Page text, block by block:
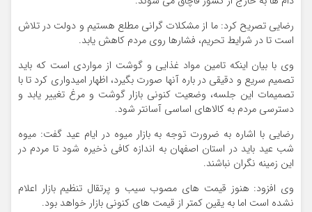
رضایی تصریح کرد: ما از مشکلات گرانی مطلع هستیم و دولت در تلاش
است تا در شرایط تحریم، فشارها روی مردم کاهش یابد.
وی با بیان اینکه تامین مواد غذایی و گوشت از مواردی است که باید
تصمیم سریع و دقیقی در باره آنها صورت بگیرد، اظهار امیدواری کرد تا با
تصمیمات این جلسه، وضعیت کنونی بازار گوشت و مرغ تغییر یابد و
دسترسی مردم به کالاهای اساسی آسانتر شود.
رضایی با اشاره به ضرورت توجه به بازار میوه در ایام عید گفت: میوه
شب عید باید در استان اصفهان به اندازه کافی ذخیره شود تا مردم در
این زمینه نگران نباشند.
وی افزود: هنوز قیمت های مصوب سیب و پرتقال تنظیم بازار اعلام
نشده است اما به یقین کمتر از قیمت های کنونی بازار خواهد بود.